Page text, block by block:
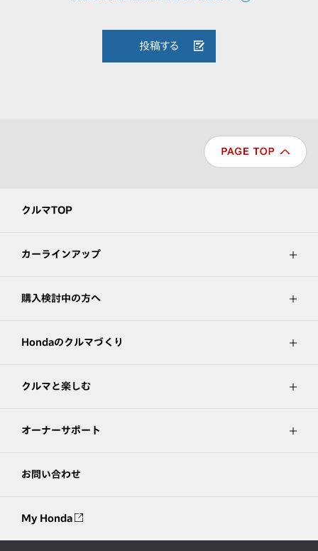
投稿する
クルマTOP
カーラインアップ
購入検討中の方へ
Hondaのクルマづくり
クルマと楽しむ
オーナーサポート
お問い合わせ
My Honda